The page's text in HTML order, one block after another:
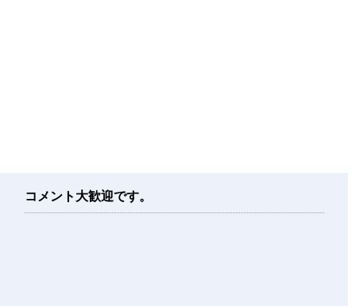
コメント大歓迎です。